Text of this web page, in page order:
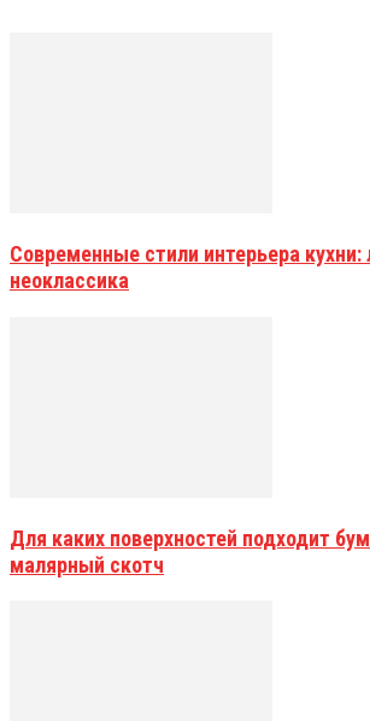
Современные стили интерьера
неоклассика
Для каких поверхностей подходит
малярный скотч